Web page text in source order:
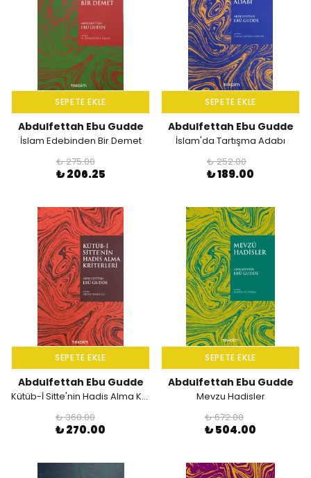
SEPETE EKLE
Abdulfettah Ebu Gudde
İslam Edebinden Bir Demet
₺ 275.00
₺ 206.25
SEPETE EKLE
Abdulfettah Ebu Gudde
İslam'da Tartışma Adabı
₺ 252.00
₺ 189.00
SEPETE EKLE
Abdulfettah Ebu Gudde
Kütüb-İ Sitte'nin Hadis Alma Kriterleri
₺ 360.00
₺ 270.00
SEPETE EKLE
Abdulfettah Ebu Gudde
Mevzu Hadisler
₺ 672.00
₺ 504.00